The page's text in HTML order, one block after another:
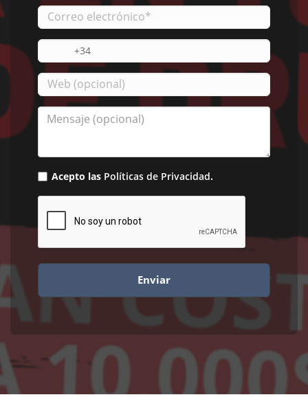
Correo
electrónico
Teléfono
Web
Mensaje
Acepto las Políticas de Privacidad.
Enviar